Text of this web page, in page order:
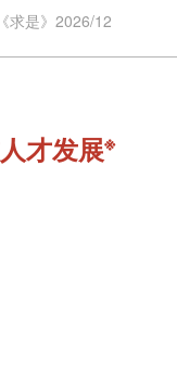
求是》2026/12
才发展※